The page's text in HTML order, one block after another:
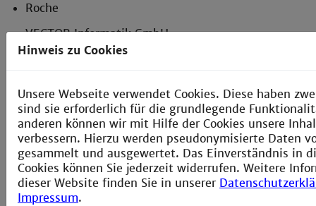
Roche
VECTOR Informatik GmbH
u.v.m.
Weitere Informationen auf der Webseite der
Fakultät:
Fakultät für Informationstechnik
Hinweis zu Cookies
Unsere Webseite verwendet Cookies. Diese haben
sind sie erforderlich für die grundlegende
anderen können wir mit Hilfe der Cookies unsere
verbessern. Hierzu werden pseudonymisierte Daten
gesammelt und ausgewertet. Das Einverständnis in
Cookies können Sie jederzeit widerrufen. Weitere
dieser Website finden Sie in unserer
Impressum.